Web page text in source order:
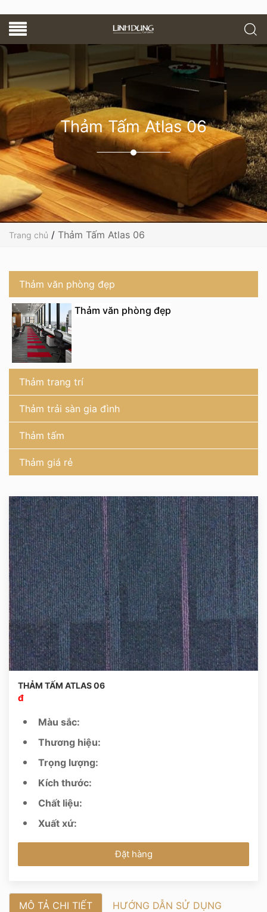
Thảm Tấm Atlas 06
Trang chủ / Thảm Tấm Atlas 06
Thảm văn phòng đẹp
Thảm văn phòng đẹp
Thảm trang trí
Thảm trải sàn gia đình
Thảm tấm
Thảm giá rẻ
THẢM TẤM ATLAS 06
đ
Màu sắc:
Thương hiệu:
Trọng lượng:
Kích thước:
Chất liệu:
Xuất xứ:
Đặt hàng
MÔ TẢ CHI TIẾT HƯỚNG DẪN SỬ DỤNG